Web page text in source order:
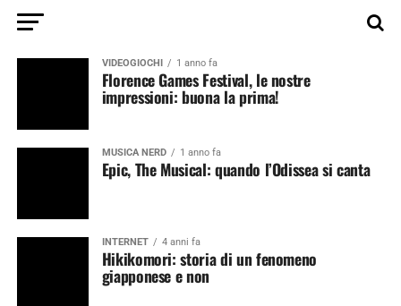
VIDEOGIOCHI 1 anno fa
Florence Games Festival, le nostre
impressioni: buona la prima!
MUSICA NERD 1 anno fa
Epic, The Musical: quando l’Odissea si canta
INTERNET 4 anni fa
Hikikomori: storia di un fenomeno
giapponese e non